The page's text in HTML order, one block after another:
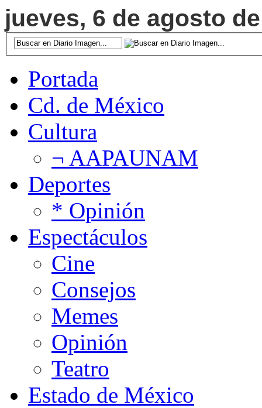
jueves, 6 de agosto
Portada
Cd. de México
Cultura
¬ AAPAUNAM
Deportes
* Opinión
Espectáculos
Cine
Consejos
Memes
Opinión
Teatro
Estado de México